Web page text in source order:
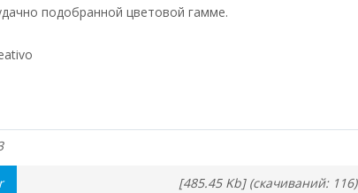
подобранной цветовой гамме.
[485.45 Kb] (cкачиваний: 116)